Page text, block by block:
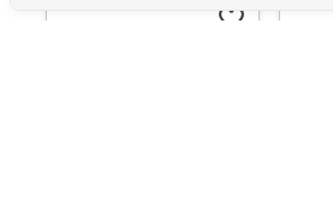
favorite_border